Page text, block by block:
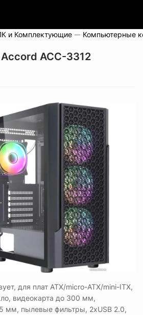
и Комплектующие Компьютерные
ACC-3312
для плат ATX/micro-ATX/mini-ITX,
видеокарта до 300 мм,
мм, пылевые фильтры, 2xUSB 2.0,